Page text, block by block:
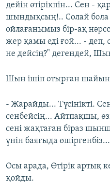
дейін өтірікпін... Сен -
шындықсың!.. Солай бола
ойлағанымыз бір-ақ
жер қамы еді ғой... - деп,
не дейсің?" дегендей,
Шын ішіп отырған
- Жарайды... Түсінікті.
сенбейсің... Айтпақшы,
сені жақтаған біраз
үнін баяғыда өшіргенбіз...
Осы арада, Өтірік артық
қойды.